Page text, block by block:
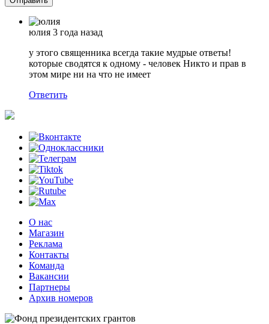
юлия 3 года назад
у этого священника всегда такие мудрые ответы!
которые сводятся к одному - человек Никто и прав в
этом мире ни на что не имеет
Ответить
О нас
Магазин
Реклама
Контакты
Команда
Вакансии
Партнеры
Архив номеров